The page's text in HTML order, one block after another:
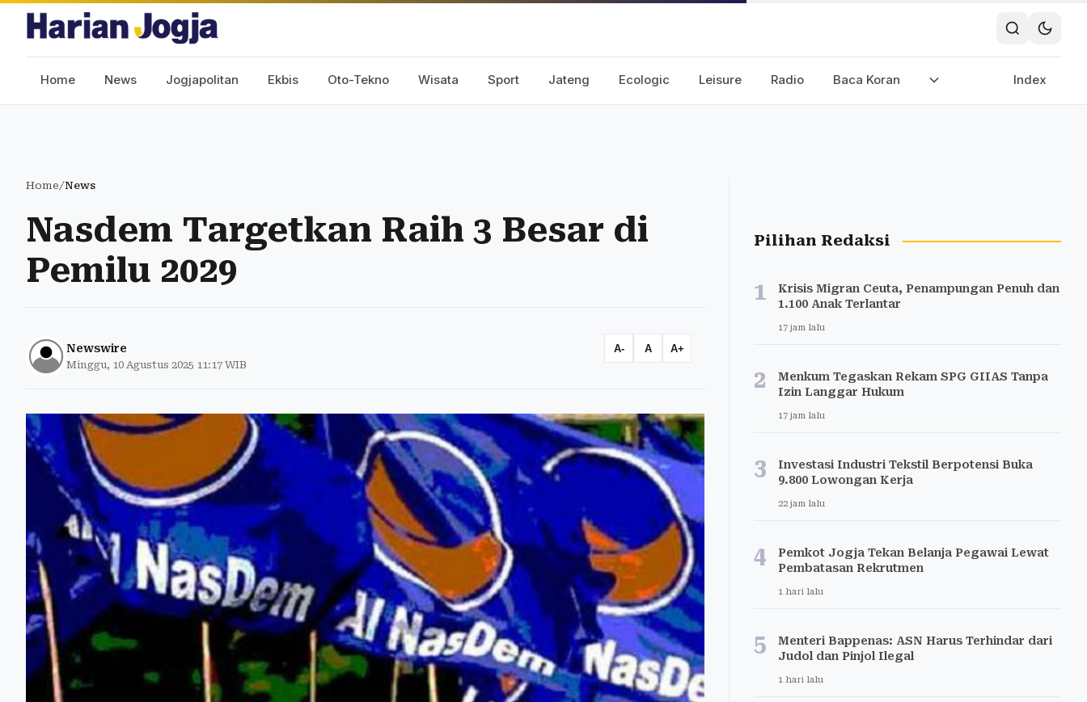
Home News Jogjapolitan Ekbis Oto-Tekno Wisata Sport Jateng Ecologic Leisure Radio Baca Koran Index
Home/News
Nasdem Targetkan Raih 3 Besar di
Pemilu 2029
Newswire
Minggu, 10 Agustus 2025 11:17 WIB
A- A A+
Pilihan Redaksi
1
Krisis Migran Ceuta, Penampungan Penuh dan
1.100 Anak Terlantar
17 jam lalu
2
Menkum Tegaskan Rekam SPG GIIAS Tanpa
Izin Langgar Hukum
17 jam lalu
3
Investasi Industri Tekstil Berpotensi Buka
9.800 Lowongan Kerja
22 jam lalu
4
Pemkot Jogja Tekan Belanja Pegawai Lewat
Pembatasan Rekrutmen
1 hari lalu
5
Menteri Bappenas: ASN Harus Terhindar dari
Judol dan Pinjol Ilegal
1 hari lalu